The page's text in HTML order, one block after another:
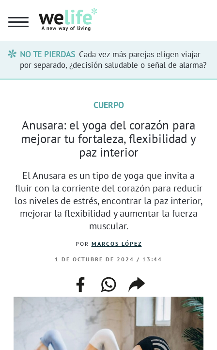
NO TE PIERDAS Cada vez más parejas eligen viajar
por separado, ¿decisión saludable o señal de alarma?
CUERPO
Anusara: el yoga del corazón para
mejorar tu fortaleza, flexibilidad y
paz interior
El Anusara es un tipo de yoga que invita a
fluir con la corriente del corazón para reducir
los niveles de estrés, encontrar la paz interior,
mejorar la flexibilidad y aumentar la fuerza
muscular.
POR MARCOS LÓPEZ
1 DE OCTUBRE DE 2024 / 13:44
facebookwhatsappcompartir
enlace